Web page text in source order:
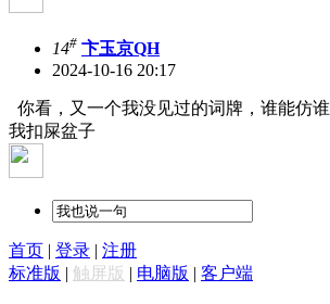
14# 卞玉京QH
2024-10-16 20:17
你看，又一个我没见过的词牌，谁能仿
我扣屎盆子
首页 | 登录 | 注册
标准版 | 触屏版 | 电脑版 | 客户端